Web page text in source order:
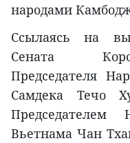
народами
Ссылаясь на
Сената
Председателя
Самдека Течо
Председателем
Вьетнама Чан